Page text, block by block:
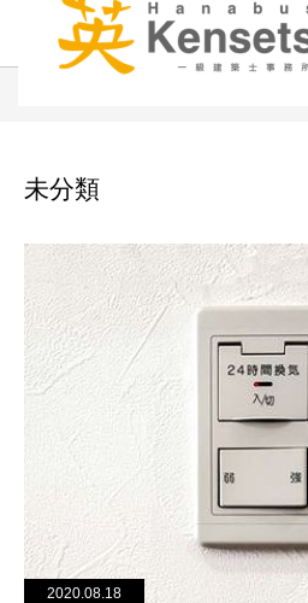
未分類
2020.08.18